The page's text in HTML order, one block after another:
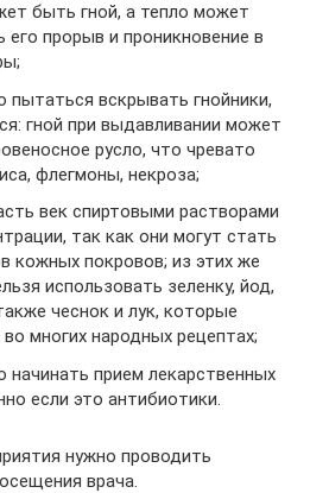
быть гной, а тепло может
его прорыв и проникновение в
пытаться вскрывать гнойники,
гной при выдавливании может
русло, что чревато
флегмоны, некроза;
век спиртовыми растворами
так как они могут стать
кожных покровов; из этих же
использовать зеленку, йод,
чеснок и лук, которые
многих народных рецептах;
начинать прием лекарственных
если это антибиотики.
нужно проводить
врача.